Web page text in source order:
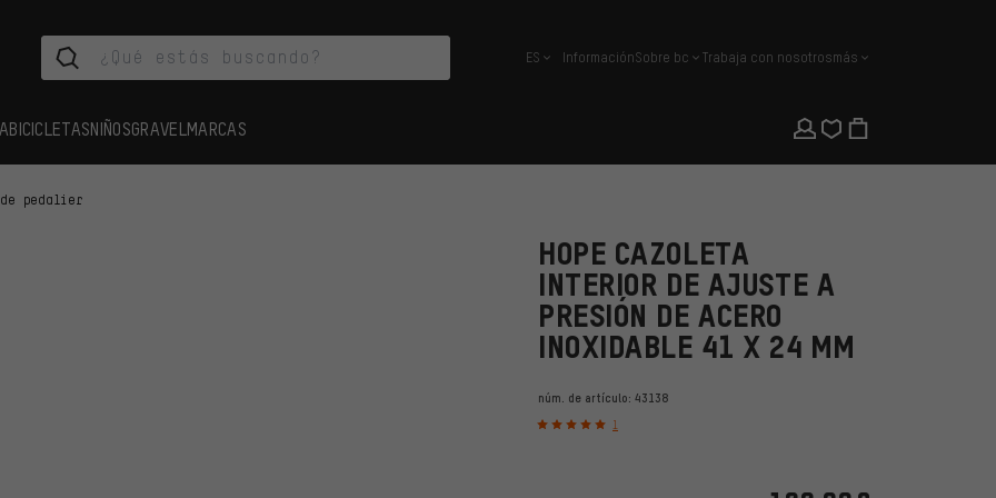
español
ES InformaciónSobre bc Trabaja con nosotrosmás
BICICLETASNIÑOSGRAVEL MARCAS
pedalier
HOPE CAZOLETA
INTERIOR DE AJUSTE A
PRESIÓN DE ACERO
INOXIDABLE 41 X 24 MM
núm. de artículo: 43138
1